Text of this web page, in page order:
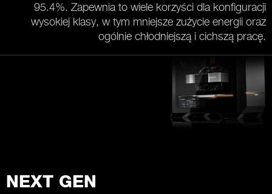
95.4%. Zapewnia to wiele korzyści dla konfiguracji
wysokiej klasy, w tym mniejsze zużycie energii oraz
ogólnie chłodniejszą i cichszą pracę.
NEXT GEN